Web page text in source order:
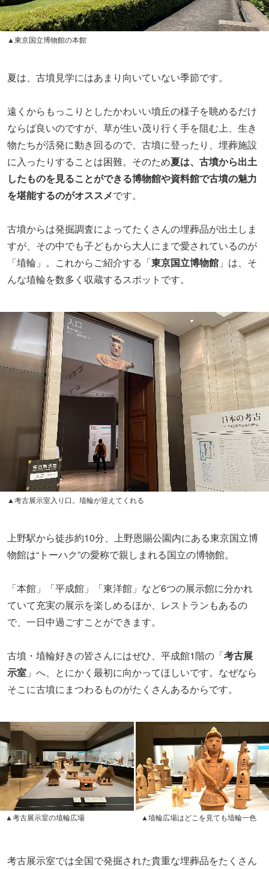
▲東京国立博物館の本館
夏は、古墳見学にはあまり向いていない季節です。
遠くからもっこりとしたかわいい墳丘の様子を眺めるだけ
ならば良いのですが、草が生い茂り行く手を阻む上、生き
物たちが活発に動き回るので、古墳に登ったり、埋葬施設
に入ったりすることは困難。そのため夏は、古墳から出土
したものを見ることができる博物館や資料館で古墳の魅力
を堪能するのがオススメです。
古墳からは発掘調査によってたくさんの埋葬品が出土しま
すが、その中でも子どもから大人にまで愛されているのが
「埴輪」。これからご紹介する「東京国立博物館 」は、そ
んな埴輪を数多く収蔵するスポットです。
▲考古展示室入り口。埴輪が迎えてくれる
上野駅から徒歩約10分、上野恩賜公園内にある東京国立博
物館は“トーハク”の愛称で親しまれる国立の博物館。
「本館」「平成館」「東洋館」など6つの展示館に分かれ
ていて充実の展示を楽しめるほか、レストランもあるの
で、一日中過ごすことができます。
古墳・埴輪好きの皆さんにはぜひ、平成館1階の「考古展
示室 」へ、とにかく最初に向かってほしいです。なぜなら
そこに古墳にまつわるものがたくさんあるからです。
▲考古展示室の埴輪広場 ▲埴輪広場はどこを見ても埴輪一色
考古展示室では全国で発掘された貴重な埋葬品をたくさん